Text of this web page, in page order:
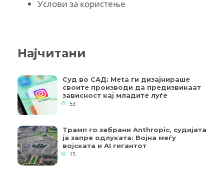
Услови за користење
Најчитани
Суд во САД: Meta ги дизајнираше
своите производи да предизвикаат
зависност кај младите луѓе
53
Трамп го забрани Anthropic, судијата
ја запре одлуката: Војна меѓу
војската и AI гигантот
15